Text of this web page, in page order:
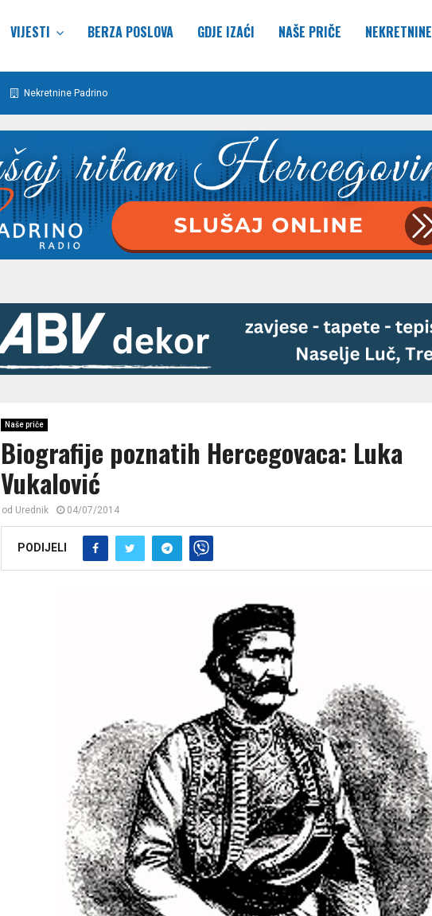
VIJESTI BERZA POSLOVA GDJE IZAĆI NAŠE PRIČE NEKRETNINE
Nekretnine Padrino
Naše priče
Biografije poznatih Hercegovaca: Luka
Vukalović
od Urednik 04/07/2014
PODIJELI